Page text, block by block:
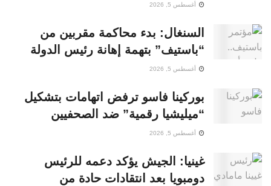
أغسطس 5, 2026
السنغال: بدء محاكمة مقربين من
“باستيف” بتهمة إهانة رئيس الدولة
أغسطس 5, 2026
بوركينا فاسو ترفض اتهامات بتشكيل
“ميليشيا رقمية” ضد الصحفيين
أغسطس 5, 2026
غينيا: الجيش يؤكد دعمه للرئيس
دومبويا بعد انتقادات حادة من